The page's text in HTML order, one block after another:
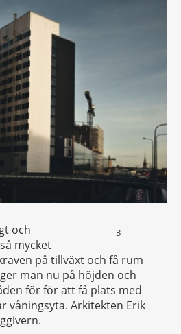
3
och
mycket
på tillväxt och få rum
man nu på höjden och
för för att få plats med
våningsyta. Arkitekten Erik